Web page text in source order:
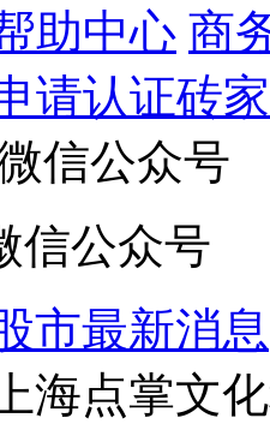
助中心 商
请认证砖家
信公众号
市最新消息
上海点掌文